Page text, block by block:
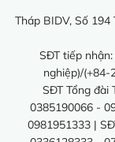
Tháp BIDV, Số 194
SĐT tiếp
nghiệp)/(+84-
SĐT Tổng đài
0385190066 -
0981951333 |